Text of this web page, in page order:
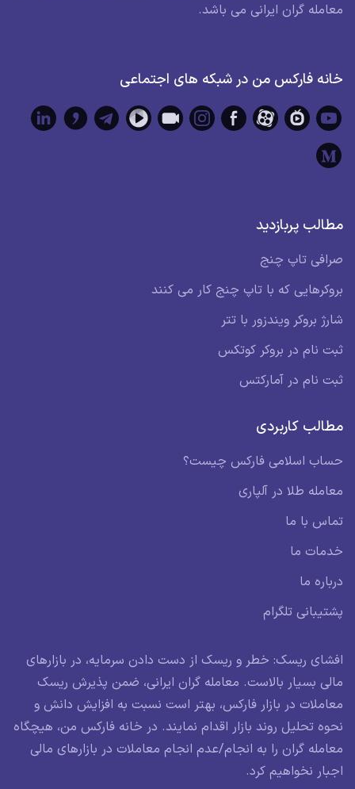
معامله گران ایرانی می باشد.
خانه فارکس من در شبکه های اجتماعی
مطالب پربازدید
صرافی تاپ چنج
بروکرهایی که با تاپ چنج کار می کنند
شارژ بروکر ویندزور با تتر
ثبت نام در بروکر کوتکس
ثبت نام در آمارکتس
مطالب کاربردی
حساب اسلامی فارکس چیست؟
معامله طلا در آلپاری
تماس با ما
خدمات ما
درباره ما
پشتیبانی تلگرام
افشای ریسک: خطر و ریسک از دست دادن سرمایه، در بازارهای
مالی بسیار بالاست. معامله گران ایرانی، ضمن پذیرش ریسک
معاملات در بازار فارکس، بهتر است نسبت به افزایش دانش و
نحوه تحلیل روند بازار اقدام نمایند. در خانه فارکس من، هیچگاه
معامله گران را به انجام/عدم انجام معاملات در بازارهای مالی
اجبار نخواهیم کرد.